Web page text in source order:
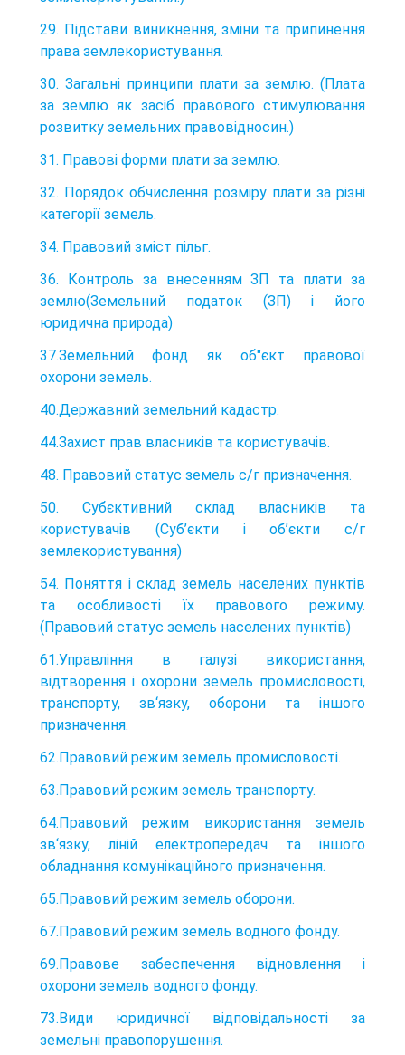
29. Підстави виникнення, зміни та припинення
права землекористування.
30. Загальні принципи плати за землю. (Плата
за землю як засіб правового стимулювання
розвитку земельних правовідносин.)
31. Правові форми плати за землю.
32. Порядок обчислення розміру плати за різні
категорії земель.
34. Правовий зміст пільг.
36. Контроль за внесенням ЗП та плати за
землю(Земельний податок (ЗП) і його
юридична природа)
37.Земельний фонд як об"єкт правової
охорони земель.
40.Державний земельний кадастр.
44.Захист прав власників та користувачів.
48. Правовий статус земель с/г призначення.
50. Субєктивний склад власників та
користувачів (Суб’єкти і об’єкти с/г
землекористування)
54. Поняття і склад земель населених пунктів
та особливості їх правового режиму.
(Правовий статус земель населених пунктів)
61.Управління в галузі використання,
відтворення і охорони земель промисловості,
транспорту, зв‘язку, оборони та іншого
призначення.
62.Правовий режим земель промисловості.
63.Правовий режим земель транспорту.
64.Правовий режим використання земель
зв‘язку, ліній електропередач та іншого
обладнання комунікаційного призначення.
65.Правовий режим земель оборони.
67.Правовий режим земель водного фонду.
69.Правове забеспечення відновлення і
охорони земель водного фонду.
73.Види юридичної відповідальності за
земельні правопорушення.